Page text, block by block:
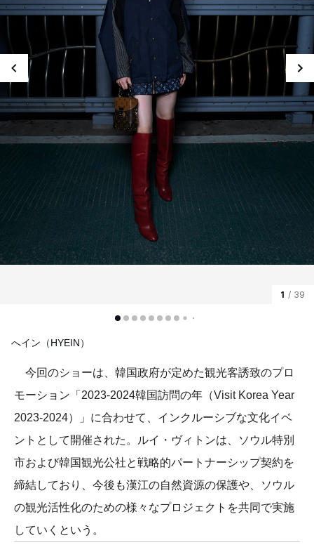
1 / 39
へイン（HYEIN）
今回のショーは、韓国政府が定めた観光客誘致のプロ
モーション「2023-2024韓国訪問の年（Visit Korea Year
2023-2024）」に合わせて、インクルーシブな文化イベ
ントとして開催された。ルイ・ヴィトンは、ソウル特別
市および韓国観光公社と戦略的パートナーシップ契約を
締結しており、今後も漢江の自然資源の保護や、ソウル
の観光活性化のための様々なプロジェクトを共同で実施
していくという。